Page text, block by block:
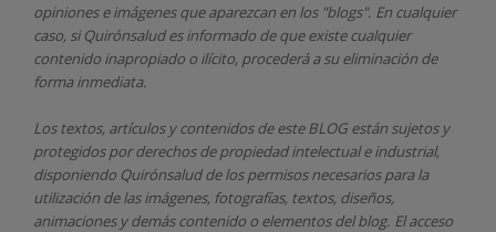
opiniones e imágenes que aparezcan en los "blogs". En cualquier
caso, si Quirónsaludes informado de que existe cualquier
contenido inapropiado o ilícito, procederá a su eliminación de
forma inmediata.
Los textos, artículos y contenidos de este BLOG están sujetos y
protegidos por derechos de propiedad intelectual e industrial,
disponiendo Quirónsaludde los permisos necesarios para la
utilización de las imágenes, fotografías, textos, diseños,
animaciones y demás contenido o elementos del blog. El acceso